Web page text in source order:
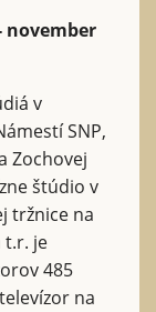
november
v
SNP,
Zochovej
štúdio v
tržnice na
t.r. je
485
na